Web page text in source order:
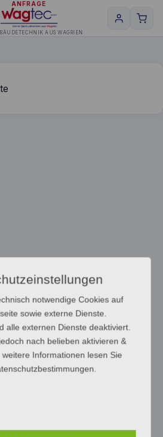
ANFRAGE
AUS WAGRIEN
notwendige Cookies auf
sowie externe Dienste.
alle externen Dienste deaktiviert.
nach belieben aktivieren &
Informationen lesen Sie